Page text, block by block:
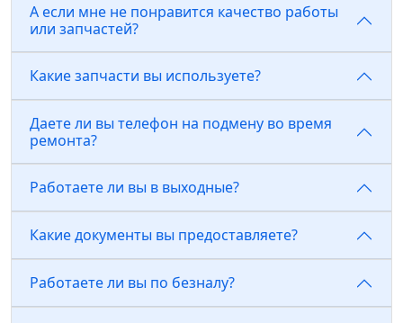
А если мне не понравится качество работы
или запчастей?
Какие запчасти вы используете?
Даете ли вы телефон на подмену во время
ремонта?
Работаете ли вы в выходные?
Какие документы вы предоставляете?
Работаете ли вы по безналу?